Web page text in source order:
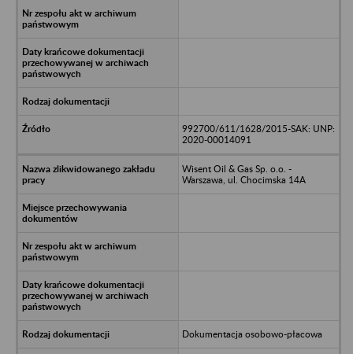
992700/611/1628/2015-SAK: UNP:
2020-00014091
Wisent Oil & Gas Sp. o.o. -
Warszawa, ul. Chocimska 14A
Dokumentacja osobowo-płacowa